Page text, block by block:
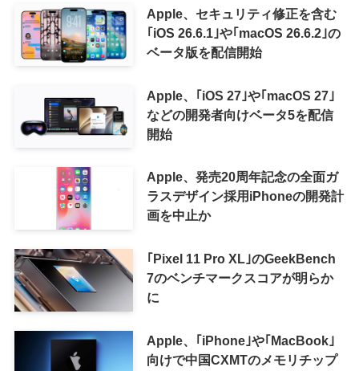
Apple、セキュリティ修正を含む
｢iOS 26.6.1｣や｢macOS 26.6.2｣の
ベータ版を配信開始
Apple、｢iOS 27｣や｢macOS 27｣
などの開発者向けベータ5を配信
開始
Apple、発売20周年記念の全面ガ
ラスデザイン採用iPhoneの開発計
画を中止か
｢Pixel 11 Pro XL｣のGeekBench
7のベンチマークスコアが明らか
に
Apple、｢iPhone｣や｢MacBook｣
向けで中国CXMTのメモリチップ